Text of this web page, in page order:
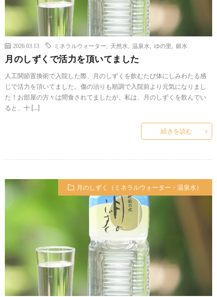
2026.03.13 ミネラルウォーター 天然水 温泉水 ゆの里 銀水
月のしずくで活力を頂いてました
人工関節置換術で入院した際、月のしずくを飲むたび体にしみわたる感
じで活力を頂いてました。傷の治りも順調で入院前より元気になりまし
た！お部屋の方々は間食されてましたが、私は、月のしずくを飲んでい
ると、十 […]
続きを読む
月のしずく（ミネラルウォーター・温泉水）